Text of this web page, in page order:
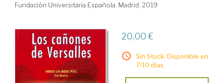
Fundación Universitaria Española. Madrid, 2019
20,00 €
Sin Stock. Disponible en
7/10 días.